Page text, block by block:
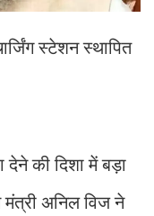
स्टेशन स्थापित
देने की दिशा में बड़ा
अनिल विज ने